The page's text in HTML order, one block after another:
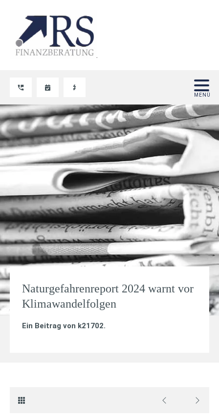
Naturgefahrenreport 2024 warnt vor
Klimawandelfolgen
Ein Beitrag von k21702.